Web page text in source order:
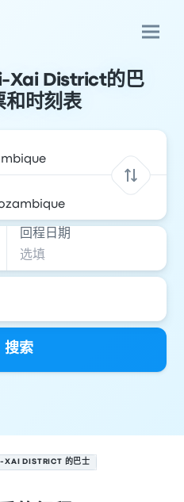
Xai District的巴
和时刻表
回程日期
搜索
XAI DISTRICT 的巴士